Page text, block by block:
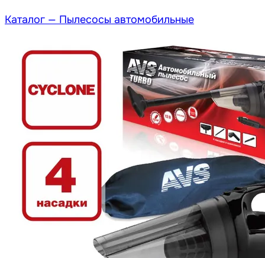
Каталог — Пылесосы автомобильные